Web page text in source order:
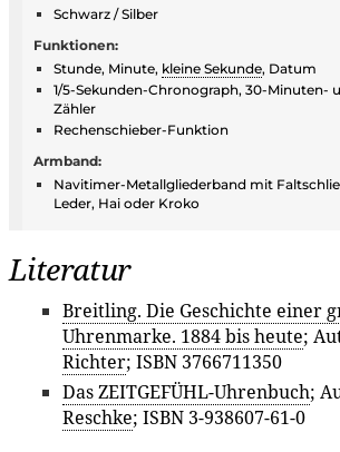
Schwarz / Silber
Funktionen:
Stunde, Minute, kleine Sekunde, Datum
1/5-Sekunden-Chronograph, 30-Minuten-
Zähler
Rechenschieber-Funktion
Armband:
Navitimer-Metallgliederband mit
Leder, Hai oder Kroko
Literatur
Breitling. Die Geschichte einer
Uhrenmarke. 1884 bis heute;
Richter; ISBN 3766711350
Das ZEITGEFÜHL-Uhrenbuch;
Reschke; ISBN 3-938607-61-0